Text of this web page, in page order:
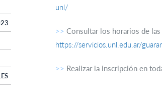
unl/
>> Consultar los horarios de
https://servicios.unl.edu.ar/
>> Realizar la inscripción en